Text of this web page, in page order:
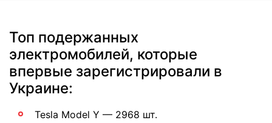
Топ подержанных
электромобилей, которые
впервые зарегистрировали в
Украине:
Tesla Model Y — 2968 шт.